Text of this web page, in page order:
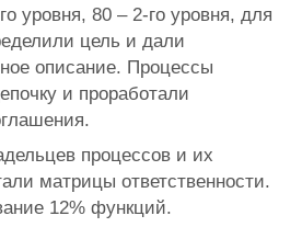
уровня, 80 – 2-го уровня, для
цель и дали
описание. Процессы
и проработали
процессов и их
матрицы ответственности.
12% функций.